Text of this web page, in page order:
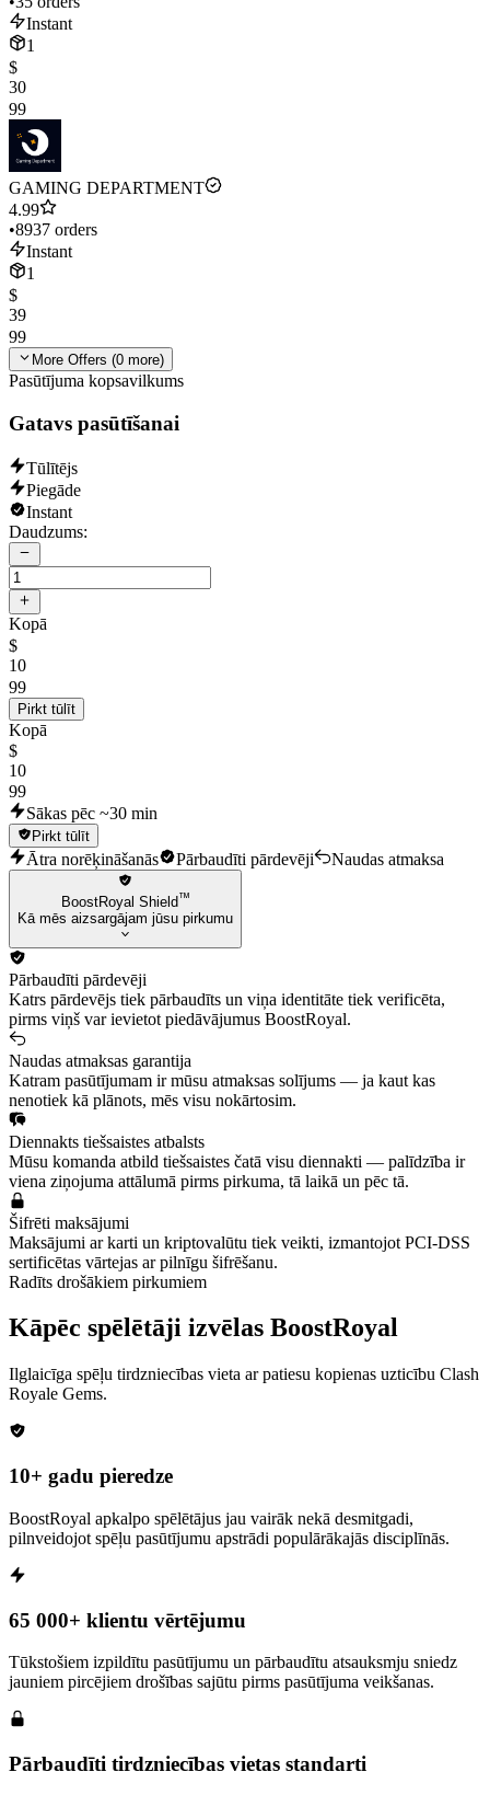
Instant
1
$
30
99
GAMING DEPARTMENT
4.99
•8937 orders
Instant
1
$
39
99
More Offers (0 more)
Pasūtījuma kopsavilkums
Gatavs pasūtīšanai
Tūlītējs
Piegāde
Instant
Daudzums:
Kopā
$
10
99
Pirkt tūlīt
Kopā
$
10
99
Sākas pēc ~30 min
Pirkt tūlīt
Ātra norēķināšanās Pārbaudīti pārdevēji Naudas atmaksa
BoostRoyal Shield™
Kā mēs aizsargājam jūsu pirkumu
Pārbaudīti pārdevēji
Katrs pārdevējs tiek pārbaudīts un viņa identitāte tiek verificēta,
pirms viņš var ievietot piedāvājumus BoostRoyal.
Naudas atmaksas garantija
Katram pasūtījumam ir mūsu atmaksas solījums — ja kaut kas
nenotiek kā plānots, mēs visu nokārtosim.
Diennakts tiešsaistes atbalsts
Mūsu komanda atbild tiešsaistes čatā visu diennakti — palīdzība ir
viena ziņojuma attālumā pirms pirkuma, tā laikā un pēc tā.
Šifrēti maksājumi
Maksājumi ar karti un kriptovalūtu tiek veikti, izmantojot PCI-DSS
sertificētas vārtejas ar pilnīgu šifrēšanu.
Radīts drošākiem pirkumiem
Kāpēc spēlētāji izvēlas BoostRoyal
Ilglaicīga spēļu tirdzniecības vieta ar patiesu kopienas uzticību Clash
Royale Gems.
10+ gadu pieredze
BoostRoyal apkalpo spēlētājus jau vairāk nekā desmitgadi,
pilnveidojot spēļu pasūtījumu apstrādi populārākajās disciplīnās.
65 000+ klientu vērtējumu
Tūkstošiem izpildītu pasūtījumu un pārbaudītu atsauksmju sniedz
jauniem pircējiem drošības sajūtu pirms pasūtījuma veikšanas.
Pārbaudīti tirdzniecības vietas standarti